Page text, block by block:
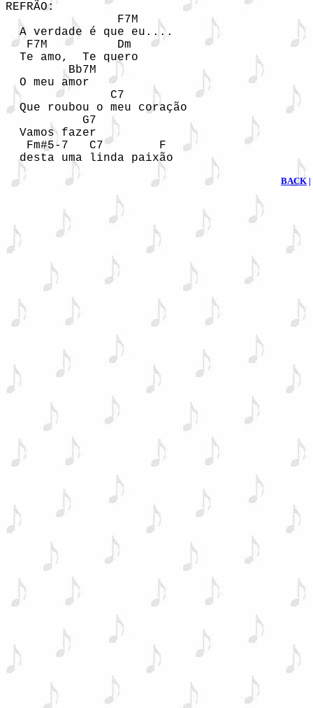
REFRÃO:
                F7M
  A verdade é que eu....
   F7M          Dm
  Te amo,  Te quero
         Bb7M
  O meu amor
               C7
  Que roubou o meu coração
           G7
  Vamos fazer
   Fm#5-7   C7        F
  desta uma linda paixão
BACK |